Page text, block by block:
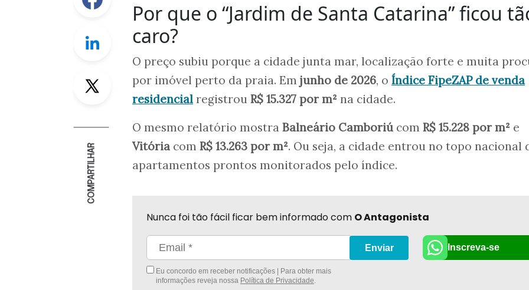
Linkedin
COMPARTILHAR
Por que o “Jardim de Santa Catarina” ficou
caro?
O preço subiu porque a cidade junta mar, localização forte e muita
por imóvel perto da praia. Em junho de 2026, o Índice FipeZAP de venda
residencial registrou R$ 15.327 por m² na cidade.
O mesmo relatório mostra Balneário Camboriú com R$ 15.228 por m² e
Vitória com R$ 13.263 por m². Ou seja, a cidade entrou no topo nacional
apartamentos prontos monitorados pelo índice.
Nunca foi tão fácil ficar bem informado com O Antagonista
Eu concordo em receber notificações | Para obter mais
informações reveja nossa Política de Privacidade.
Enviar Inscreva-se